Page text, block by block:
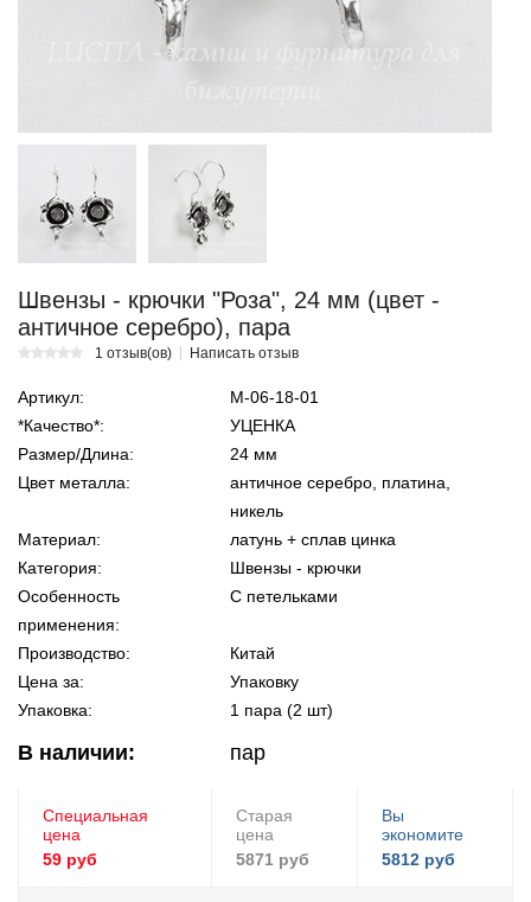
Швензы - крючки "Роза", 24 мм (цвет -
античное серебро), пара
1 отзыв(ов) Написать отзыв
Артикул:
М-06-18-01
*Качество*:
УЦЕНКА
Размер/Длина:
24 мм
Цвет металла:
античное серебро, платина,
никель
Материал:
латунь + сплав цинка
Категория:
Швензы - крючки
Особенность
применения:
С петельками
Производство:
Китай
Цена за:
Упаковку
Упаковка:
1 пара (2 шт)
В наличии: пар
Специальная
цена
59 руб
Старая
цена
5871 руб
Вы
экономите
5812 руб